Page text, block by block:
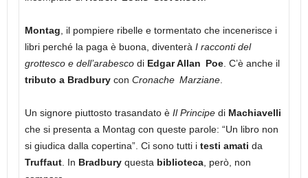
Montag , il pompiere ribelle e tormentato che incenerisce i
libri perché la paga è buona, diventerà I racconti del
grottesco e dell’arabesco di Edgar Allan Poe . C’è anche il
tributo a Bradbury con Cronache Marziane
Un signore piuttosto trasandato è Il Principe di Machiavelli
che si presenta a Montag con queste parole: “Un libro non
si giudica dalla copertina”. Ci sono tutti i testi amati da
Truffaut . In Bradbury questa biblioteca , però, non